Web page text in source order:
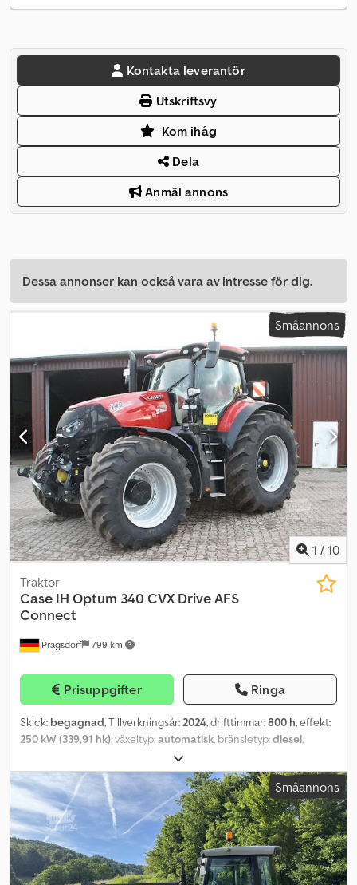
Kontakta leverantör
Utskriftsvy
Kom ihåg
Dela
Anmäl annons
Dessa annonser kan också vara av intresse för dig.
Småannons
1 / 10
Pragsdorf 799 km
Traktor
Case IH Optum 340 CVX Drive AFS
Connect
Prisuppgifter Ringa
Skick: begagnad, Tillverkningsår:2024, drifttimmar:800 h, effekt:
250 kW (339,91 hk), växeltyp:automatisk, bränsletyp:diesel,
, framdäcksdimension:
bakdäcksstorlek:900/60R42, däcksstorlek:900/60R42,
Utrustning:fram kraftuttag, fyrhjulsdrift, färddator, hytt,
luftkonditionering, tryckluftsbroms, Däck (fram): 650/60R34, däck
(bak): 900/60R42, drifttimmar: 800, trepunkts-/baklyftsfäste,
elektronisk lyftreglering (EHR), radio, roterande varningslampa,
styrsystem – dubbelverkande (5 st), GPS-system (mottagare),
ISOBUS, automatiskt styrsystem, förberedelse för automatiskt
Småannons